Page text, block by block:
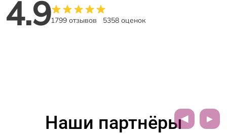
4.91799 отзывов 5358 оценок
Наши партнёры